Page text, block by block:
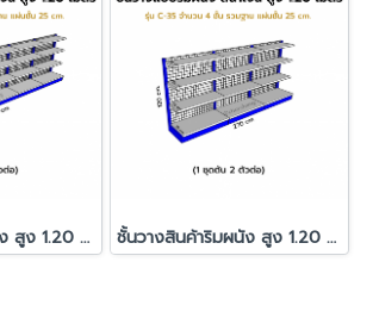
ชั้นวางสินค้าริมผนัง สูง 1.20 ม. รุ่น C-35 1 ชุดต้น 4 ตัวต่อ ชั้นวางสินค้าริมผนัง สูง 1.20 ม. รุ่น C-35 1 ชุดต้น 2 ตัวต่อ